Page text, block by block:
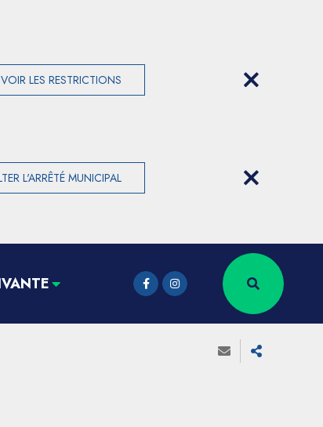
VOIR LES RESTRICTIONS
L'ARRÊTÉ MUNICIPAL